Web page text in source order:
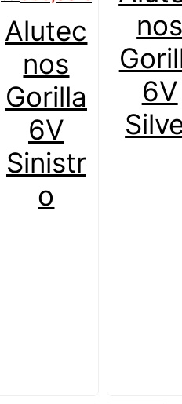
Alutec
nos
Gorilla
6V
Sinistr
o
6V